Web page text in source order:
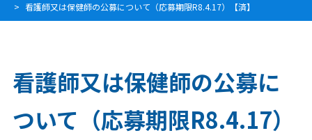
看護師又は保健師の公募について（応募期限R8.4.17）【済】
看護師又は保健師の公募に
ついて（応募期限R8.4.17）